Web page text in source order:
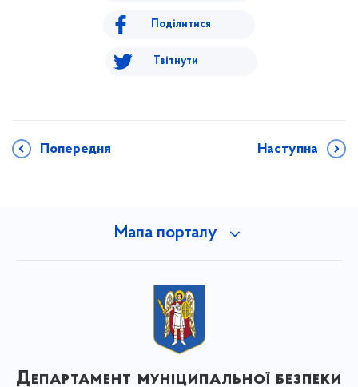
Поділитися
Твітнути
Попередня Наступна
Мапа порталу
Департамент муніципальної безпеки